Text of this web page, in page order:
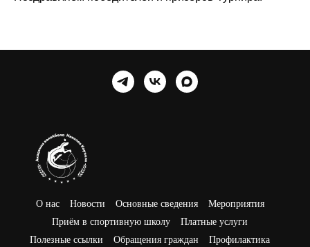
О нас Новости Основные сведения
Мероприятия
Приём в спортивную школу
Платные услуги
Полезные ссылки
Обращения граждан Профилактика